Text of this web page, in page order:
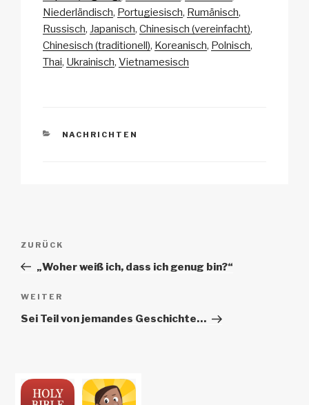
Li
n
k
b
o
o
A
p
p
c
h
Niederländisch Portugiesisch Rumänisch
Russisch Japanisch Chinesisch (vereinfacht)
Chinesisch (traditionell) Koreanisch Polnisch
Thai Ukrainisch Vietnamesisch
KATEGORIEN
NACHRICHTEN
Beitrags-
Vorheriger
Beitrag
ZURÜCK
„Woher weiß ich, dass ich genug bin?“
Nächster
Beitrag
WEITER
Sei Teil von jemandes Geschichte…